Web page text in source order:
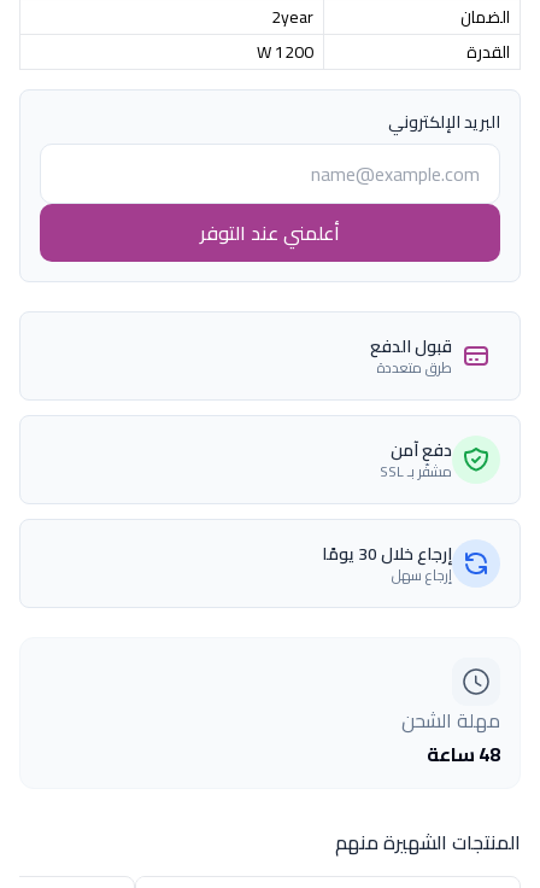
الضمان
2year
القدرة
1200 W
البريد الإلكتروني
أعلمني عند التوفر
قبول الدفع
طرق متعددة
دفع آمن
مشفّر بـ SSL
إرجاع خلال 30 يومًا
إرجاع سهل
مهلة الشحن
48 ساعة
المنتجات الشهيرة منهم